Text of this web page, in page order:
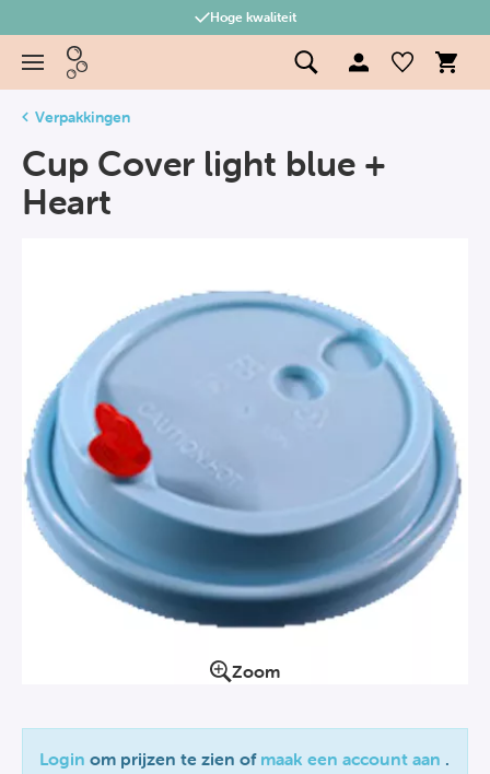
Hoge kwaliteit
Verpakkingen
Cup Cover light blue +
Heart
Zoom
Login om prijzen te zien of maak een account aan .